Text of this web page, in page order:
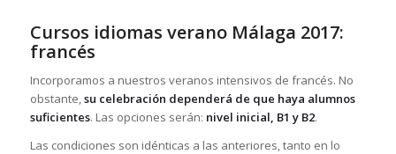
Cursos idiomas verano Málaga 2017:
francés
Incorporamos a nuestros veranos intensivos de francés. No
obstante,su celebración dependerá de que haya alumnos
suficientes. Las opciones serán: nivel inicial, B1 y B2.
Las condiciones son idénticas a las anteriores, tanto en lo